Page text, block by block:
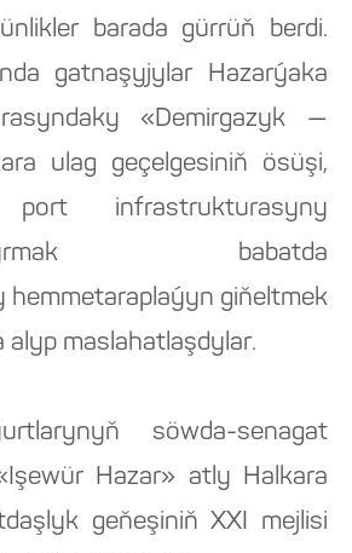
barada gürrüň berdi.
gatnaşyjylar Hazarýaka
«Demirgazyk —
ulag geçelgesiniň ösüşi,
port infrastrukturasyny
babatda
hemmetaraplaýyn giňeltmek
alyp maslahatlaşdylar.
söwda-senagat
Hazar» atly Halkara
geňeşiniň XXI mejlisi